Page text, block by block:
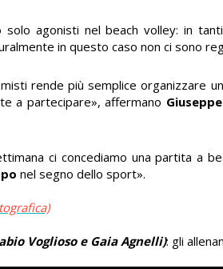
solo agonisti nel beach volley: in
in questo caso non ci sono
rende più semplice organizzare
a partecipare», affermano
ci concediamo una partita a
nel segno dello sport».
Voglioso e Gaia Agnelli): gli